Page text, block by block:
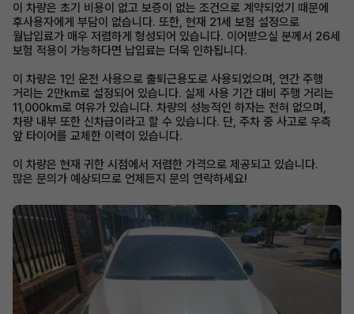
이 차량은 초기 비용이 없고 보증이 없는 조건으로 계약되었기 때문에
후사용자에게 부담이 없습니다. 또한, 현재 21세 보험 설정으로
월납입료가 매우 저렴하게 형성되어 있습니다. 이어받으실 분께서 26세
보험 적용이 가능하다면 납입료는 더욱 인하됩니다.
이 차량은 1인 운전 사용으로 출퇴근용도로 사용되었으며, 연간 주행
거리는 2만km로 설정되어 있습니다. 실제 사용 기간 대비 주행 거리는
11,000km로 여유가 있습니다. 차량의 성능적인 하자는 전혀 없으며,
차량 내부 또한 신차급이라고 할 수 있습니다. 단, 주차 중 사고로 우측
앞 타이어를 교체한 이력이 있습니다.
이 차량은 현재 귀한 시점에서 저렴한 가격으로 제공되고 있습니다.
많은 문의가 예상되므로 언제든지 문의 연락하세요!